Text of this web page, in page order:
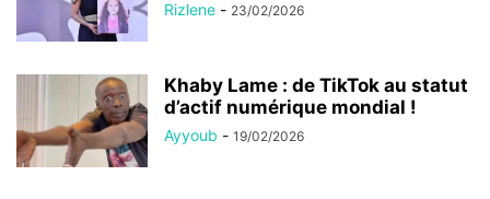
Rizlene - 23/02/2026
Khaby Lame : de TikTok au statut
d’actif numérique mondial !
Ayyoub - 19/02/2026